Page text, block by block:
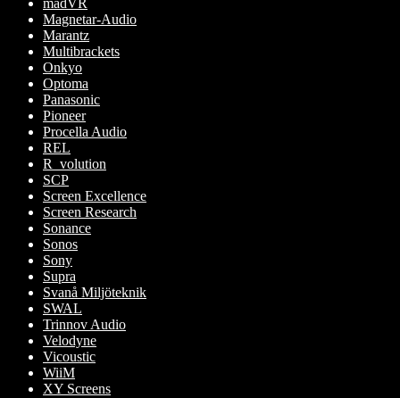
madVR
Magnetar-Audio
Marantz
Multibrackets
Onkyo
Optoma
Panasonic
Pioneer
Procella Audio
REL
R_volution
SCP
Screen Excellence
Screen Research
Sonance
Sonos
Sony
Supra
Svanå Miljöteknik
SWAL
Trinnov Audio
Velodyne
Vicoustic
WiiM
XY Screens